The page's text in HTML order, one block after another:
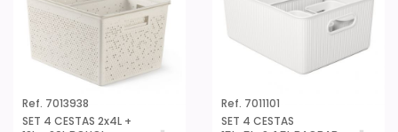
Ref. 7013938
SET 4 CESTAS 2x4L +
Ref. 7011101
SET 4 CESTAS